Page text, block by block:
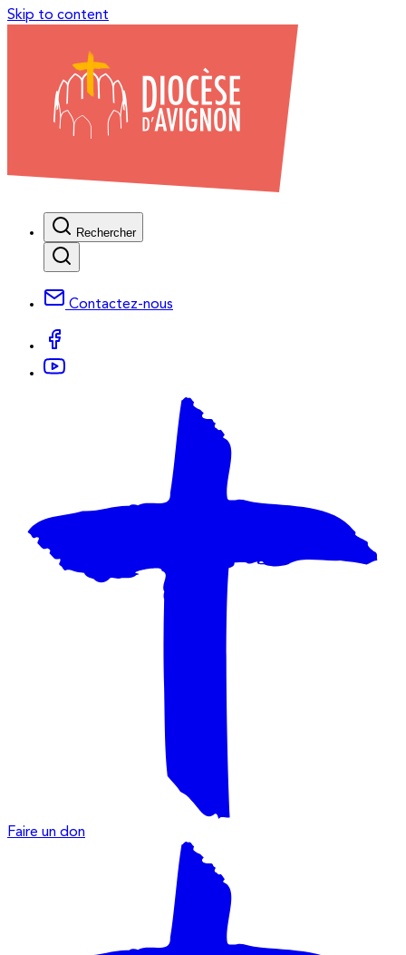
Skip to content
Rechercher
Contactez-nous
Faire un don